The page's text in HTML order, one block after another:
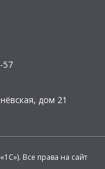
57
дом 21
Все права на сайт